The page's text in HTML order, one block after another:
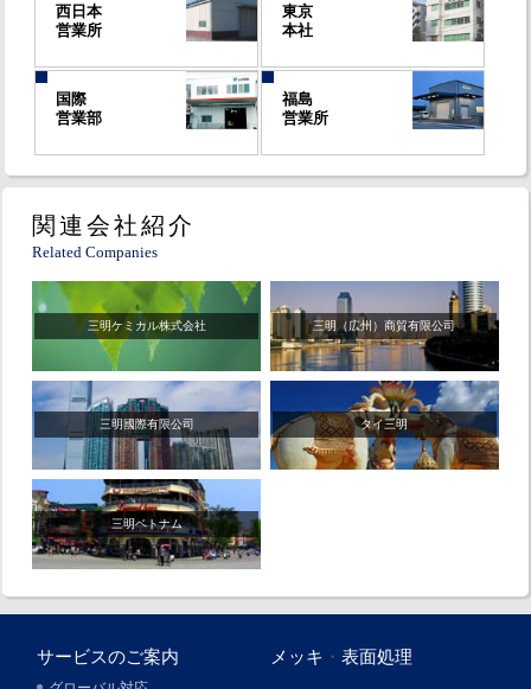
西日本
営業所
東京
本社
国際
営業部
福島
営業所
関連会社紹介
Related Companies
三明ケミカル株式会社 三明（広州）商貿有限公司
三明國際有限公司 タイ三明
三明ベトナム
メッキ ・表面処理
サービスのご案内